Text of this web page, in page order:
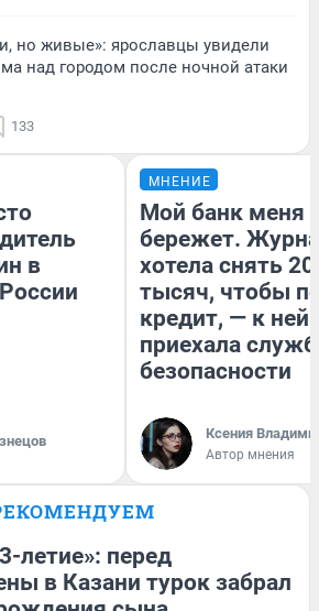
но живые»: ярославцы увидели
над городом после ночной атаки
133
в
МНЕНИЕ
Мой банк меня
бережет.
хотела снять
тысяч, чтобы
кредит, — к
приехала
безопасности
Ксения
Автор мнения
летие»: перед
в Казани турок забрал